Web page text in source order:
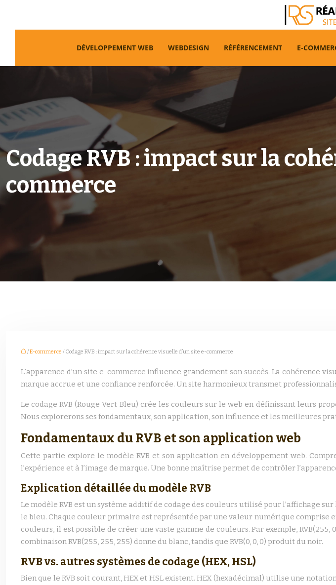
DÉVELOPPEMENT WEB WEBDESIGN RÉFÉRENCEMENT E-
Codage RVB : impact sur la
commerce
/E-commerce / Codage RVB : impact sur la cohérence visuelle d’un site e-commerce
L’apparence d’un site e-commerce influence grandement son succès. La cohérence
marque accrue et une confiance renforcée. Un site harmonieux transmet
Le codage RVB (Rouge Vert Bleu) crée les couleurs sur le web en définissant leurs
Nous explorerons ses fondamentaux, son application, son influence et les meilleures
Fondamentaux du RVB et son application web
Cette partie explore le modèle RVB et son application en développement web.
l’expérience et à l’image de marque. Une bonne maîtrise permet de contrôler
Explication détaillée du modèle RVB
Le modèle RVB est un système additif de codage des couleurs utilisé pour l’affichage
le bleu. Chaque couleur primaire est représentée par une valeur numérique comprise
couleurs, il est possible de créer une vaste gamme de couleurs. Par exemple, RVB(255,
combinaison RVB(255, 255, 255) donne du blanc, tandis que RVB(0, 0, 0) produit du noir.
RVB vs. autres systèmes de codage (HEX, HSL)
Bien que le RVB soit courant, HEX et HSL existent. HEX (hexadécimal) utilise une